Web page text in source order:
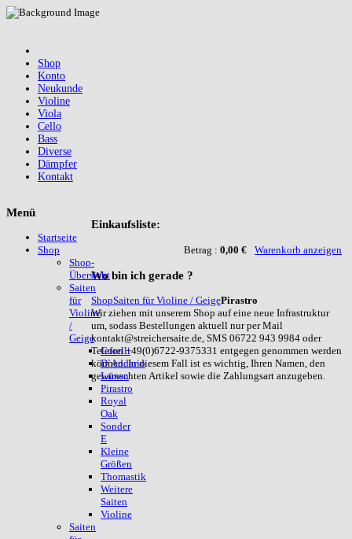
Shop
Konto
Neukunde
Violine
Viola
Cello
Bass
Diverse
Dämpfer
Kontakt
Einkaufsliste:
Betrag : 0,00 € Warenkorb anzeigen
Wobin ich gerade ?
ShopSaiten für Violine / GeigePirastro
Wir ziehen mit unserem Shop auf eine neue Infrastruktur
um, sodass Bestellungen aktuell nur per Mail
kontakt@streichersaite.de, SMS 06722 943 9984 oder
Telefon +49(0)6722-9375331 entgegen genommen werden
können. In diesem Fall ist es wichtig, Ihren Namen, den
gewünschten Artikel sowie die Zahlungsart anzugeben.
Menü
Startseite
Shop
Shop-
Übersicht
Saiten
für
Violine
/
Geige
Corelli
D`Addario
Larsen
Pirastro
Royal
Oak
Sonder
E
Kleine
Größen
Thomastik
Weitere
Saiten
Violine
Saiten